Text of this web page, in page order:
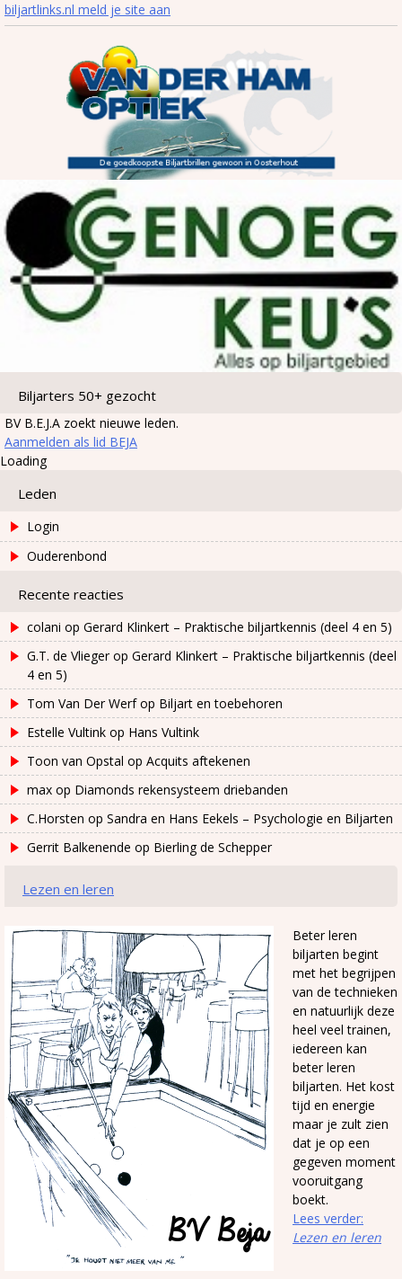
biljartlinks.nl meld je site aan
Biljarters 50+ gezocht
BV B.E.J.A zoekt nieuwe leden.
Aanmelden als lid BEJA
Loading
Leden
Login
Ouderenbond
Recente reacties
colani op Gerard Klinkert – Praktische biljartkennis (deel 4 en 5)
G.T. de Vliegerop Gerard Klinkert – Praktische biljartkennis (deel
4 en 5)
Tom Van Der Werfop Biljart en toebehoren
Estelle Vultink op Hans Vultink
Toon van Opstal op Acquits aftekenen
max op Diamonds rekensysteem driebanden
C.Horsten op Sandra en Hans Eekels – Psychologie en Biljarten
Gerrit Balkenende op Bierling de Schepper
Lezen en leren
Beter leren
biljarten begint
met het begrijpen
van de technieken
en natuurlijk deze
heel veel trainen,
iedereen kan
beter leren
biljarten. Het kost
tijd en energie
maar je zult zien
dat je op een
gegeven moment
vooruitgang
boekt.
Lees verder:
Lezen en leren